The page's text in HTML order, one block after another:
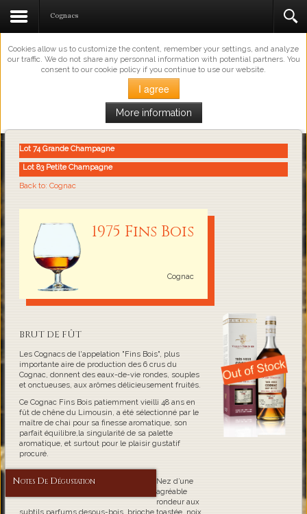
Cookies allow us to customize the content, remember your settings, and analyze
our traffic. We do not share any personnal information with potential partners. You
consent to our cookie policy if you continue to use our website.
I agree
More information
Loading...
Cognacs
Lot 74 Grande Champagne
Lot 83 Petite Champagne
Back to: Cognac
1975 Fins Bois
Cognac
BRUT DE FÛT
Les Cognacs de l'appelation "Fins Bois", plus
importante aire de production des 6 crus du
Cognac, donnent des eaux-de-vie rondes, souples
et onctueuses, aux arômes délicieusement fruités.
Ce Cognac Fins Bois patiemment vieilli 48 ans en
fût de chêne du Limousin, a été sélectionné par le
maître de chai pour sa finesse aromatique, son
parfait équilibre,la singularité de sa palette
aromatique, et surtout pour le plaisir gustatif
procuré.
Notes De Dégustation
Nez d’une
agréable
rondeur aux